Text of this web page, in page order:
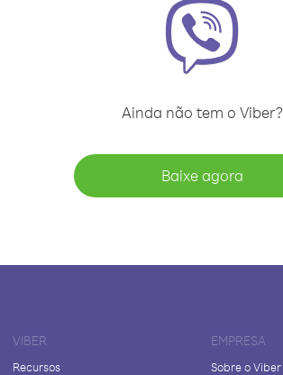
Ainda não tem o Viber?
Baixe agora
VIBER
Recursos
EMPRESA
Sobre o Viber